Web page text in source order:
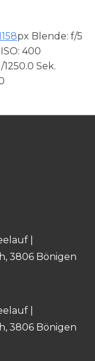
px Blende: f/5
ISO: 400
Sek.
|
3806 Bönigen
|
3806 Bönigen